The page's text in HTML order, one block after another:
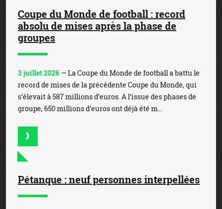
Coupe du Monde de football : record
absolu de mises après la phase de
groupes
3 juillet 2026 — La Coupe du Monde de football a battu le
record de mises de la précédente Coupe du Monde, qui
s’élevait à 587 millions d’euros. A l’issue des phases de
groupe, 650 millions d’euros ont déjà été m...
Pétanque : neuf personnes interpellées